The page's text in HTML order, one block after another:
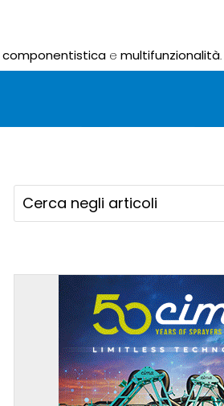
componentisticae multifunzionalità.